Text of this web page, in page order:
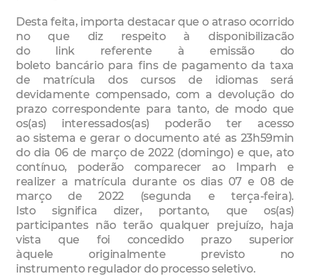
Desta feita, importa destacar que o atraso ocorrido
no que diz respeito à
disponibilizacão
do
link referente à
emissão do
boleto bancário para fins de pagamento da taxa
de matrícula
dos cursos de idiomas
será
devidamente compensado, com a devolução do
prazo correspondente para tanto, de modo que
os(as) interessados(as) poderão ter acesso
ao sistema e gerar o documento até as 23h59min
do dia 06 de março de 2022 (domingo) e que, ato
contínuo, poderão comparecer ao Imparh
e
realizer a matrícula durante os dias 07 e 08 de
março de 2022 (segunda e terça-feira).
Isto
significa dizer, portanto,
que os(as)
participantes não terão qualquer prejuízo, haja
vista que foi
concedido prazo
superior
àquele originalmente previsto no
instrumento regulador do processo seletivo.